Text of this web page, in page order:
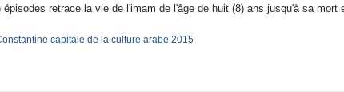
épisodes retrace la vie de l'imam de l'âge de huit (8) ans jusqu'à sa mort
capitale de la culture arabe 2015